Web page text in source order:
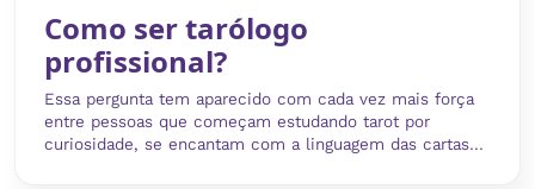
Como ser tarólogo
profissional?
Essa pergunta tem aparecido com cada vez mais força
entre pessoas que começam estudando tarot por
curiosidade, se encantam com a linguagem das cartas...